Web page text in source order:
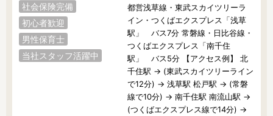
社会保険完備
初心者歓迎
男性保育士
当社スタッフ活躍中
都営浅草線・東武スカイツリーラ
イン・つくばエクスプレス「浅草
駅」 バス7分 常磐線・日比谷線・
つくばエクスプレス「南千住
駅」 バス5分 【アクセス例】 北
千住駅 → (東武スカイツリーライン
で12分) → 浅草駅 松戸駅 → (常磐
線で10分) → 南千住駅 南流山駅 →
(つくばエクスプレス線で14分) →